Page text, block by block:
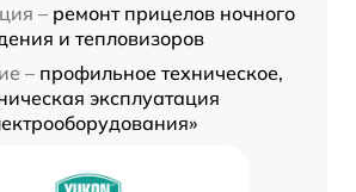
– ремонт прицелов ночного
и тепловизоров
– профильное техническое,
эксплуатация